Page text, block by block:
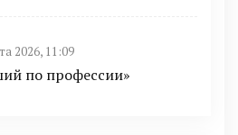
2026, 11:09
по профессии»